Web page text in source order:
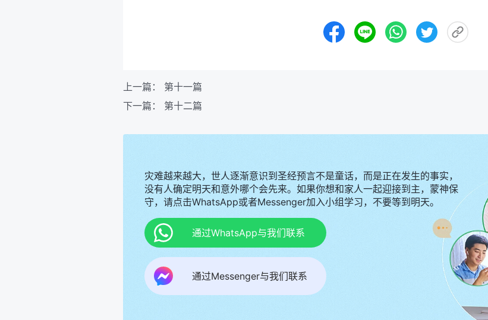
上一篇： 第十一篇
下一篇： 第十二篇
灾难越来越大，世人逐渐意识到圣经预言不是童话，而是正在发生的事实，
没有人确定明天和意外哪个会先来。如果你想和家人一起迎接到主，蒙神保
守，请点击WhatsApp或者Messenger加入小组学习，不要等到明天。
通过WhatsApp与我们联系
通过Messenger与我们联系